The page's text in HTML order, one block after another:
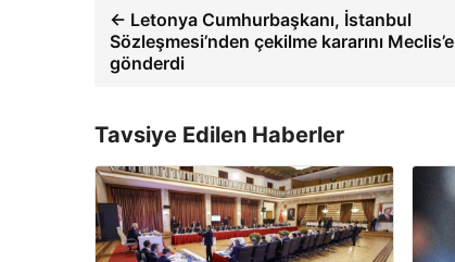
← Letonya Cumhurbaşkanı, İstanbul
Sözleşmesi’nden çekilme kararını
gönderdi
Tavsiye Edilen Haberler